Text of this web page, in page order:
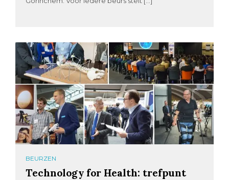
BEURZEN
Technology for Health: trefpunt